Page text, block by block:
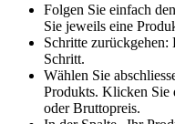
Folgen Sie einfach
Sie jeweils eine
Schritte
Schritt.
Wählen Sie
Produkts. Klicken Sie
oder Bruttopreis.